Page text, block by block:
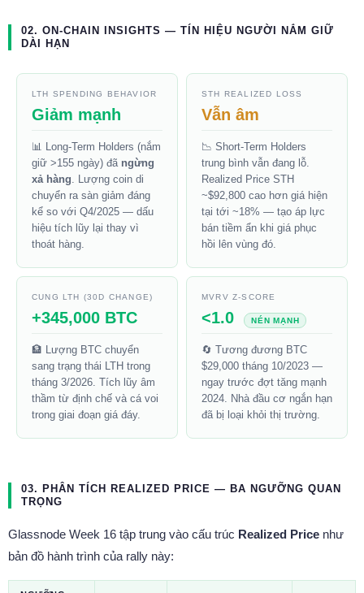
02. ON-CHAIN INSIGHTS — TÍN HIỆU NGƯỜI NẮM GIỮ
DÀI HẠN
LTH SPENDING BEHAVIOR
Giảm mạnh
📊 Long-Term Holders (nắm
giữ >155 ngày) đã ngừng
xả hàng. Lượng coin di
chuyển ra sàn giảm đáng
kể so với Q4/2025 — dấu
hiệu tích lũy lại thay vì
thoát hàng.
STH REALIZED LOSS
Vẫn âm
📉 Short-Term Holders
trung bình vẫn đang lỗ.
Realized Price STH
~$92,800 cao hơn giá hiện
tại tới ~18% — tạo áp lực
bán tiềm ẩn khi giá phục
hồi lên vùng đó.
CUNG LTH (30D CHANGE)
+345,000 BTC
🏦 Lượng BTC chuyển
sang trạng thái LTH trong
tháng 3/2026. Tích lũy âm
thầm từ định chế và cá voi
trong giai đoạn giá đáy.
MVRV Z-SCORE
<1.0 NÉN MẠNH
🔄 Tương đương BTC
$29,000 tháng 10/2023 —
ngay trước đợt tăng mạnh
2024. Nhà đầu cơ ngắn hạn
đã bị loại khỏi thị trường.
03. PHÂN TÍCH REALIZED PRICE — BA NGƯỠNG QUAN
TRỌNG
Glassnode Week 16 tập trung vào cấu trúc Realized Price như
bản đồ hành trình của rally này: